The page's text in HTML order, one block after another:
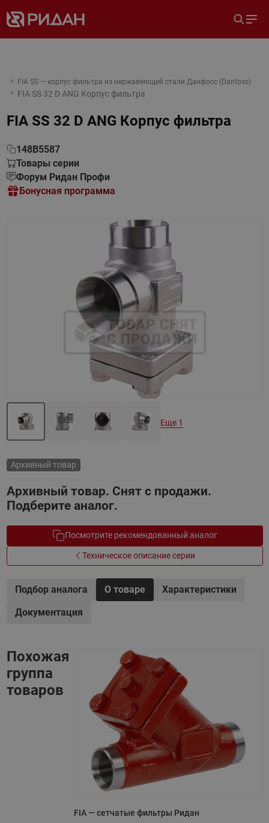
FIA SS — корпус фильтра из нержавеющей стали Данфосс (Danfoss)
FIA SS 32 D ANG Корпус фильтра
FIA SS 32 D ANG Корпус фильтра
148B5587
Товары серии
Форум Ридан Профи
Бонусная программа
Архивный товар
Архивный товар. Снят с продажи.
Подберите аналог.
Посмотрите рекомендованный аналог
Техническое описание серии
Еще 1
Подбор аналога О товаре
Характеристики
Документация
Похожая
группа
товаров
FIA — сетчатые фильтры Ридан